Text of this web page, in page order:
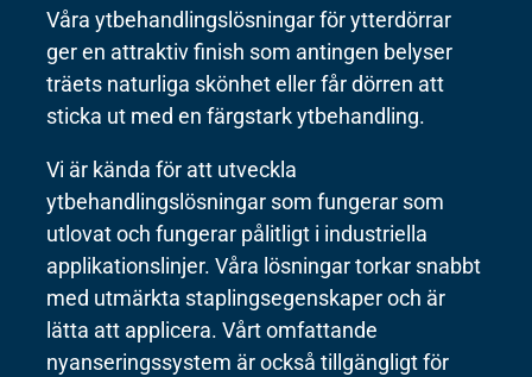
Våra ytbehandlingslösningar för ytterdörrar
ger en attraktiv finish som antingen belyser
träets naturliga skönhet eller får dörren att
sticka ut med en färgstark ytbehandling.
Vi är kända för att utveckla
ytbehandlingslösningar som fungerar som
utlovat och fungerar pålitligt i industriella
applikationslinjer. Våra lösningar torkar snabbt
med utmärkta staplingsegenskaper och är
lätta att applicera. Vårt omfattande
nyanseringssystem är också tillgängligt för